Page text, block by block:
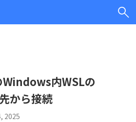
内WSLの
から接続
2025